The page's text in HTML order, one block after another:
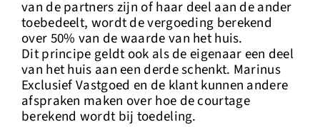
van de partners zijn of haar deel aan de ander
toebedeelt, wordt de vergoeding berekend
over 50% van de waarde van het huis.
Dit principe geldt ook als de eigenaar een deel
van het huis aan een derde schenkt. Marinus
Exclusief Vastgoed en de klant kunnen andere
afspraken maken over hoe de courtage
berekend wordt bij toedeling.